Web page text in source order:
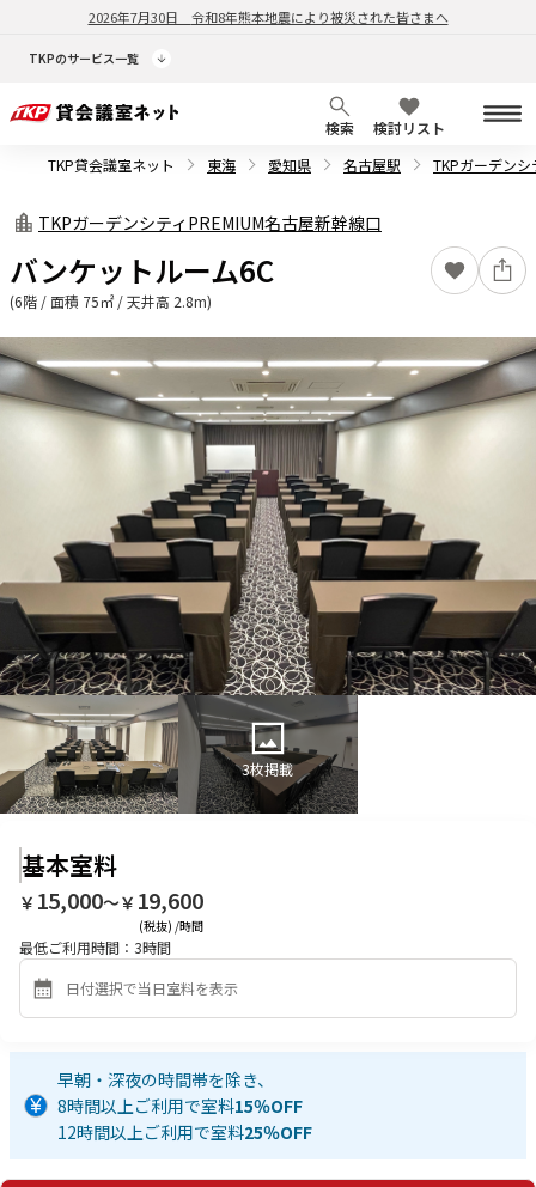
2026年7月30日 令和8年熊本地震により被災された皆さまへ
TKPのサービス一覧
検索
検討リスト
TKP貸会議室ネット
東海 愛知県 名古屋駅 TKPガーデンシ
TKPガーデンシティPREMIUM名古屋新幹線口
バンケットルーム6C
(6階 / 面積 75㎡ / 天井高 2.8m)
3枚掲載
基本室料
￥ 15,000〜￥ 19,600
(税抜) /時間
最低ご利用時間： 3時間
早朝・深夜の時間帯を除き、
8時間以上ご利用で室料15％OFF
12時間以上ご利用で室料25％OFF